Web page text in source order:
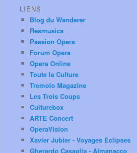
LIENS
Blog du Wanderer
Resmusica
Passion Opera
Forum Opera
Opera Online
Toute la Culture
Tremolo Magazine
Les Trois Coups
Culturebox
ARTE Concert
OperaVision
Xavier Jubier - Voyages Eclipses
Gherardo Casaglia - Almanacco